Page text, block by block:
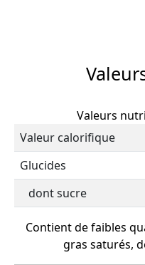
Valeurs
Valeur calorifique
Glucides
dont sucre
Contient de faibles
gras saturés,